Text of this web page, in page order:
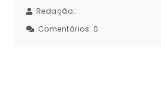
Redação::
Comentários: 0